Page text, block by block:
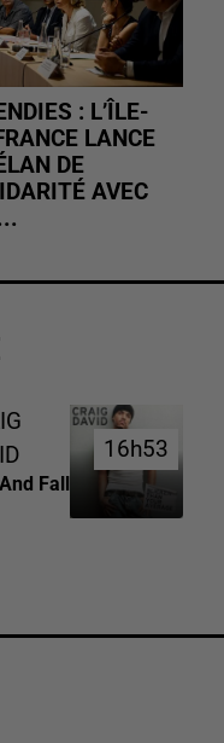
: L’ÎLE-
LANCE
DE
AVEC
Fall
16h53
16h53